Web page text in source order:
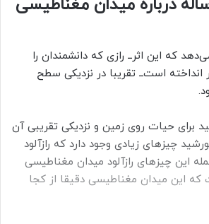
راز ۴۰۰ ساله درباره میدان مغناطیسی
که این اثر‌ــ رازی که دانشمندان را
است‌‌ــ تقریبا در نزدیکی سطح
برای حیات روی زمین و نزدیکی تقریبی آن
چیزهای زیادی وجود دارد که رازآلود
این چیزهای رازآلود میدان مغناطیسی
این میدان مغناطیسی دقیقا از کجا